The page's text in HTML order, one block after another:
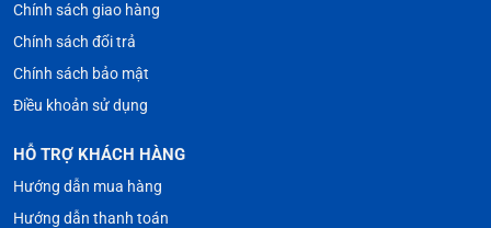
Chính sách giao hàng
Chính sách đổi trả
Chính sách bảo mật
Điều khoản sử dụng
HỖ TRỢ KHÁCH HÀNG
Hướng dẫn mua hàng
Hướng dẫn thanh toán